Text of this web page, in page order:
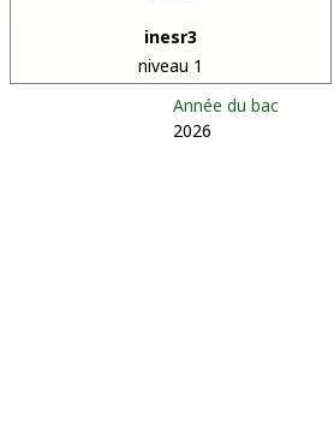
inesr3
niveau 1
Année du bac
2026